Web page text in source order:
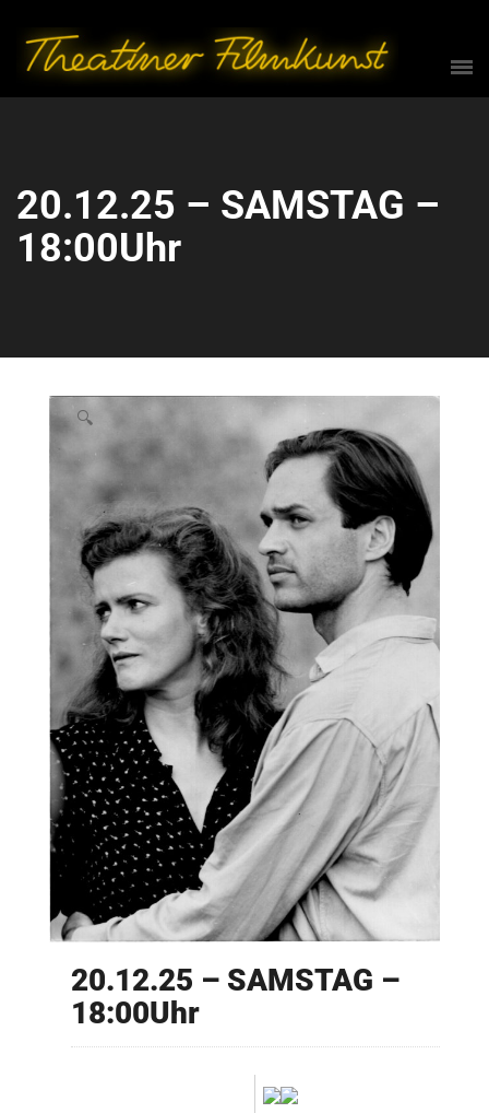
20.12.25 – SAMSTAG –
18:00Uhr
🔍
20.12.25 – SAMSTAG –
18:00Uhr